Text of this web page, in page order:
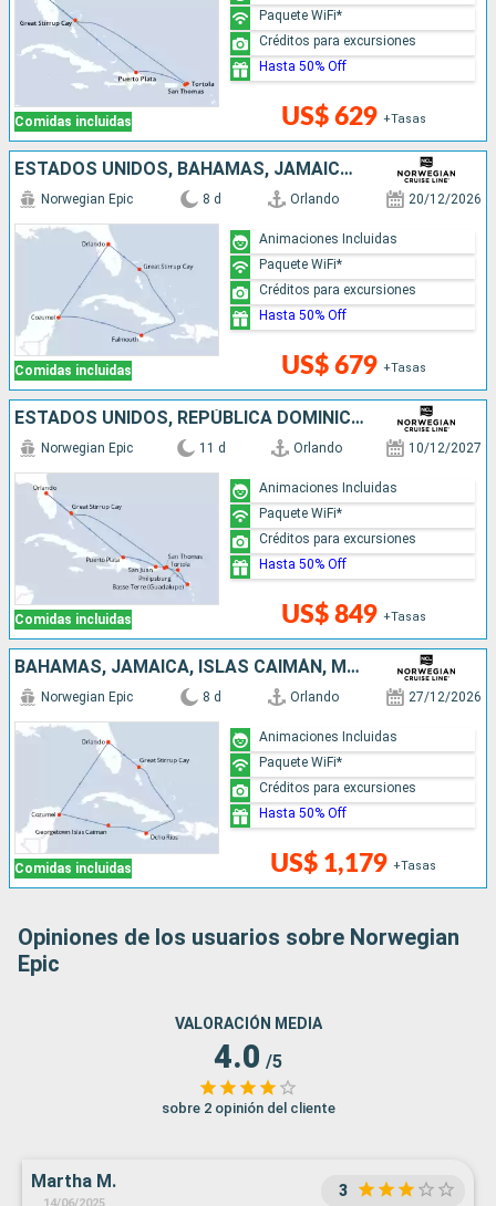
Comidas incluidas US$ 629 +Tasas
Paquete WiFi*
Créditos para excursiones
Hasta 50% Off
ESTADOS UNIDOS, BAHAMAS, JAMAICA, MÉXICO
Comidas incluidas
Norwegian Epic 8 d Orlando 20/12/2026
US$ 679 +Tasas
Animaciones Incluidas
Paquete WiFi*
Créditos para excursiones
Hasta 50% Off
ESTADOS UNIDOS, REPÚBLICA DOMINICANA, PUERTO RICO, SAN MARTÍN, BAHAMAS
Comidas incluidas
Norwegian Epic 11 d Orlando 10/12/2027
US$ 849 +Tasas
Animaciones Incluidas
Paquete WiFi*
Créditos para excursiones
Hasta 50% Off
BAHAMAS, JAMAICA, ISLAS CAIMÁN, MÉXICO, ESTADOS UNIDOS
Comidas incluidas
Norwegian Epic 8 d Orlando 27/12/2026
US$ 1,179 +Tasas
Animaciones Incluidas
Paquete WiFi*
Créditos para excursiones
Hasta 50% Off
Opiniones de los usuarios sobre Norwegian
Epic
VALORACIÓN MEDIA
4.0 /5
sobre 2 opinión del cliente
Martha M. 3